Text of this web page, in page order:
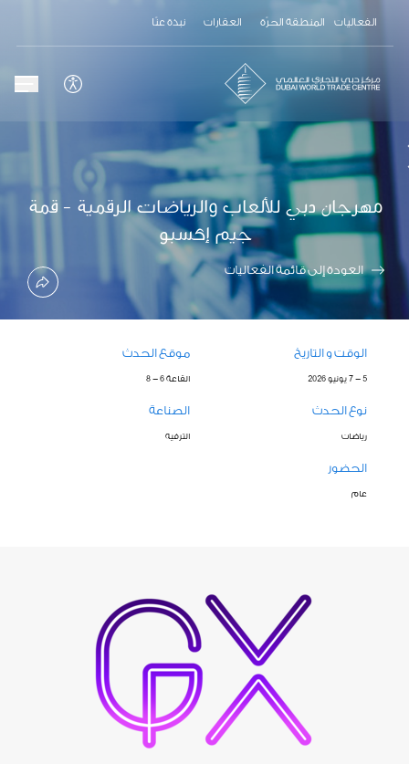
الفعاليات المنطقة الحرّة العقارات نبذة عنّا
مهرجان دبي للألعاب والرياضات الرقمية - قمة
جيم إكسبو
العودة إلى قائمة الفعاليات
الوقت و التاريخ
5 - 7 يونيو 2026
موقع الحدث
القاعة 6 - 8
نوع الحدث
رياضات
الصناعة
الترفيه
الحضور
عام